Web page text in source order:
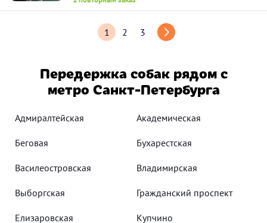
1 2 3
Передержка собак рядом с
метро Санкт-Петербурга
Адмиралтейская Академическая
Беговая Бухарестская
Василеостровская Владимирская
Выборгская Гражданский проспект
Елизаровская Купчино